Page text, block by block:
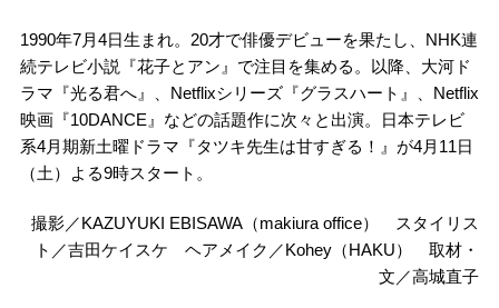
1990年7月4日生まれ。20才で俳優デビューを果たし、NHK連
続テレビ小説『花子とアン』で注目を集める。以降、大河ド
ラマ『光る君へ』、Netflixシリーズ『グラスハート』、Netflix
映画『10DANCE』などの話題作に次々と出演。日本テレビ
系4月期新土曜ドラマ『タツキ先生は甘すぎる！』が4月11日
（土）よる9時スタート。
撮影／KAZUYUKI EBISAWA（makiura office） スタイリス
ト／吉田ケイスケ ヘアメイク／Kohey（HAKU） 取材・
文／高城直子